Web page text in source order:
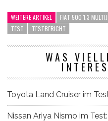
WEITERE ARTIKEL FIAT 500 1.3
TEST
TESTBERICHT
WAS
Toyota Land Cruiser im
Nissan Ariya Nismo im